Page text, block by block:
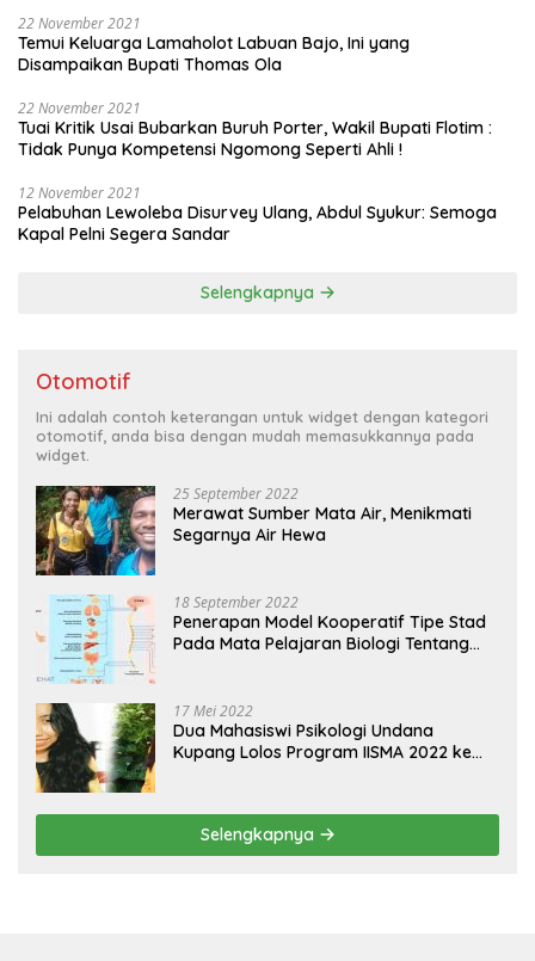
22 November 2021
Temui Keluarga Lamaholot Labuan Bajo, Ini yang
Disampaikan Bupati Thomas Ola
22 November 2021
Tuai Kritik Usai Bubarkan Buruh Porter, Wakil Bupati Flotim :
Tidak Punya Kompetensi Ngomong Seperti Ahli !
12 November 2021
Pelabuhan Lewoleba Disurvey Ulang, Abdul Syukur: Semoga
Kapal Pelni Segera Sandar
Selengkapnya
Otomotif
Ini adalah contoh keterangan untuk widget dengan kategori
otomotif, anda bisa dengan mudah memasukkannya pada
widget.
25 September 2022
Merawat Sumber Mata Air, Menikmati
Segarnya Air Hewa
18 September 2022
Penerapan Model Kooperatif Tipe Stad
Pada Mata Pelajaran Biologi Tentang
17 Mei 2022
Dua Mahasiswi Psikologi Undana
Kupang Lolos Program IISMA 2022 ke
Selengkapnya